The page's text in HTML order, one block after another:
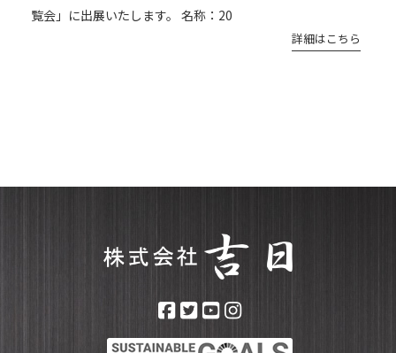
覧会」に出展いたします。 名称：20
詳細はこちら